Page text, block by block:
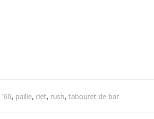
'60, paille, riet, rush, tabouret de bar